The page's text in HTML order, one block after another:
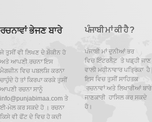
ਰਚਨਾਵਾਂ ਭੇਜਣ ਬਾਰੇ
ਜੇ ਤੁਸੀਂ ਵੀ ਲਿਖਣ ਦੇ ਸ਼ੌਕੀਨ ਹੋ
ਅਤੇ ਆਪਣੀ ਰਚਨਾ ਇਸ
ਮੈਗਜ਼ੀਨ ਵਿਚ ਪਬਲਸ਼ਿ ਕਰਨਾ
ਚਾਹੁੰਦੇ ਹੋ ਤਾਂ ਕਿਰਪਾ ਕਰਕੇ ਤੁਸੀਂ
ਆਪਣੀ ਰਚਨਾ ਸਾਨੂੰ
info@punjabimaa.com ਤੇ
ਈ-ਮੇਲ ਕਰ ਸਕਦੇ ਹੋ । ਰਚਨਾ
ਕਿਸੇ ਵੀ ਫੋਂਟ ਦੇ ਵਿਚ ਹੋ ਕਦੀ
ਪੰਜਾਬੀ ਮਾਂ ਕੀ ਹੈ ?
ਪੰਜਾਬੀ ਮਾਂ ਦੁਨੀਆਂ ਭਰ
ਵਿਚ ਇੰਟਰਨੈਟ ਤੇ ਪਡ਼੍ਹੀ ਜਾਣ
ਵਾਲੀ ਮਹੀਨਾਵਾਰ ਪਤ੍ਰਿਕਾ ਹੈ |
ਇਸ ਵਿਚ ਤੁਸੀਂ ਸਾਹਿਤਕ
ਰਚਨਾਵਾਂ ਅਤੇ ਲਿਖਾਰੀਆਂ ਬਾਰੇ
ਜਾਣਕਾਰੀ ਹਾਸਿਲ ਕਰ ਸਕਦੇ
ਹੋ।